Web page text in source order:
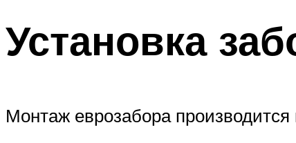
Установка
Монтаж еврозабора производится